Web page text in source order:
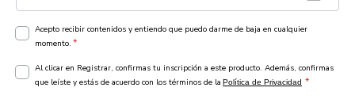
Acepto recibir contenidos y entiendo que puedo darme de baja en cualquier
momento. *
Al clicar en Registrar, confirmas tu inscripción a este producto. Además, confirmas
que leíste y estás de acuerdo con los términos de la Política de Privacidad *